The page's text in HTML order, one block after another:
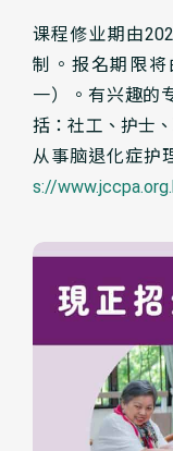
课程修业期由
制。报名期限
一）。有兴趣的
括：社工、护士
从事脑退化症护
s://